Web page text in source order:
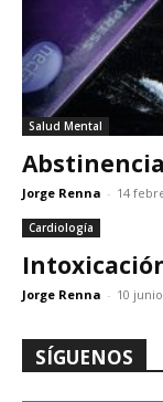
Salud Mental
Jorge Renna - 14
Cardiología
Jorge Renna - 10
SÍGUENOS